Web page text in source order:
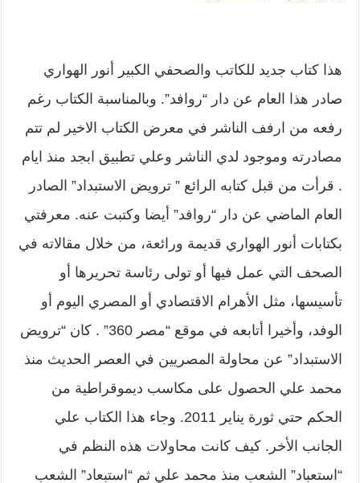
هذا كتاب جديد للكاتب والصحفي الكبير أنور الهواري
صادر هذا العام عن دار “روافد”. وبالمناسبة الكتاب رغم
رفعه من ارفف الناشر في معرض الكتاب الاخير لم تتم
مصادرته وموجود لدي الناشر وعلي تطبيق ابجد منذ ايام
. قرأت من قبل كتابه الرائع ” ترويض الاستبداد” الصادر
العام الماضي عن دار “روافد” أيضا وكتبت عنه. معرفتي
بكتابات أنور الهواري قديمة ورائعة، من خلال مقالاته في
الصحف التي عمل فيها أو تولى رئاسة تحريرها أو
تأسيسها، مثل الأهرام الاقتصادي أو المصري اليوم أو
الوفد، وأخيرا أتابعه في موقع “مصر 360” . كان “ترويض
الاستبداد” عن محاولة المصريين في العصر الحديث منذ
محمد علي الحصول على مكاسب ديموقراطية من
الحكم حتي ثورة يناير 2011. وجاء هذا الكتاب علي
الجانب الأخر. كيف كانت محاولات هذه النظم في
“استعباد” الشعب منذ محمد علي ثم “استبعاد” الشعب